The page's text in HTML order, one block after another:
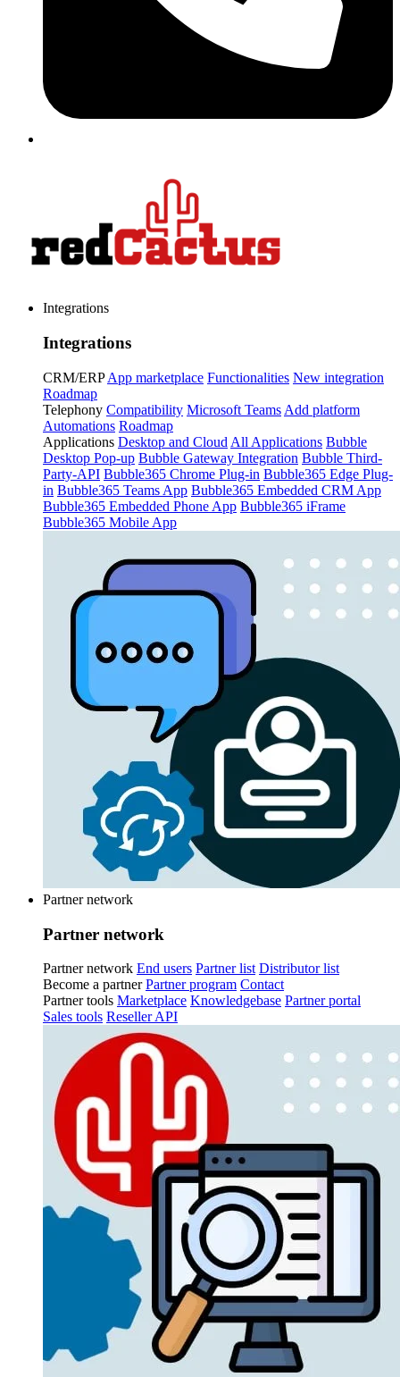
Integrations
Integrations
CRM/ERP App marketplace Functionalities New integration
Roadmap
Telephony Compatibility Microsoft Teams Add platform
Automations Roadmap
Applications Desktop and Cloud All Applications Bubble
Desktop Pop-up Bubble Gateway Integration Bubble Third-
Party-API Bubble365 Chrome Plug-in Bubble365 Edge Plug-
in Bubble365 Teams App Bubble365 Embedded CRM App
Bubble365 Embedded Phone App Bubble365 iFrame
Bubble365 Mobile App
Partner network
Partner network
Partner network End users Partner list Distributor list
Become a partner Partner program Contact
Partner tools Marketplace Knowledgebase Partner portal
Sales tools Reseller API